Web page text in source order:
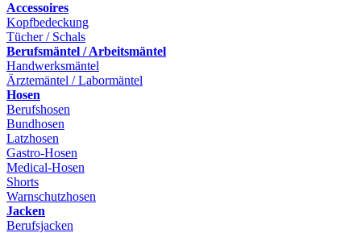
Accessoires
Kopfbedeckung
Tücher / Schals
Berufsmäntel / Arbeitsmäntel
Handwerksmäntel
Ärztemäntel / Labormäntel
Hosen
Berufshosen
Bundhosen
Latzhosen
Gastro-Hosen
Medical-Hosen
Shorts
Warnschutzhosen
Jacken
Berufsjacken